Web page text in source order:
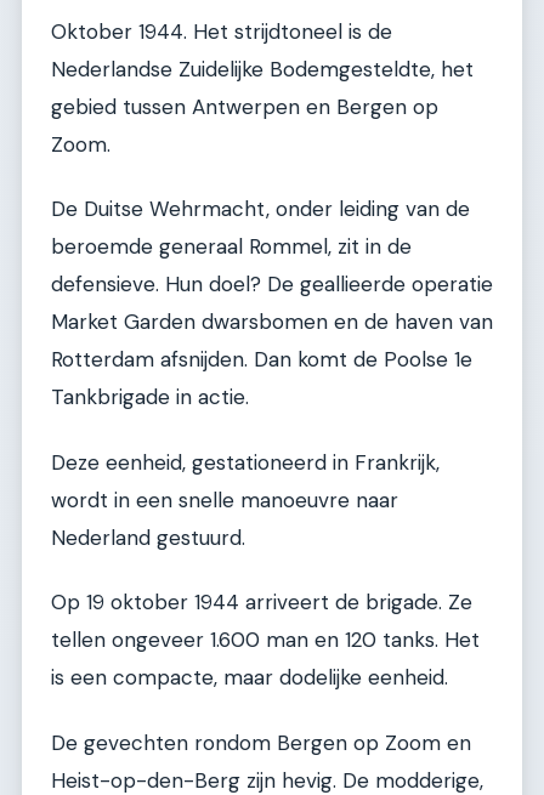
Oktober 1944. Het strijdtoneel is de
Nederlandse Zuidelijke Bodemgesteldte, het
gebied tussen Antwerpen en Bergen op
Zoom.
De Duitse Wehrmacht, onder leiding van de
beroemde generaal Rommel, zit in de
defensieve. Hun doel? De geallieerde operatie
Market Garden dwarsbomen en de haven van
Rotterdam afsnijden. Dan komt de Poolse 1e
Tankbrigade in actie.
Deze eenheid, gestationeerd in Frankrijk,
wordt in een snelle manoeuvre naar
Nederland gestuurd.
Op 19 oktober 1944 arriveert de brigade. Ze
tellen ongeveer 1.600 man en 120 tanks. Het
is een compacte, maar dodelijke eenheid.
De gevechten rondom Bergen op Zoom en
Heist-op-den-Berg zijn hevig. De modderige,